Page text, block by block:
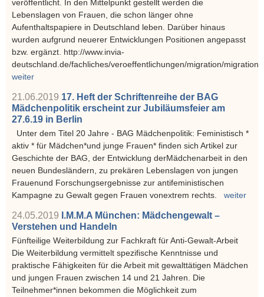
veröffentlicht. In den Mittelpunkt gestellt werden die
Lebenslagen von Frauen, die schon länger ohne
Aufenthaltspapiere in Deutschland leben. Darüber hinaus
wurden aufgrund neuerer Entwicklungen Positionen angepasst
bzw. ergänzt. http://www.invia-
deutschland.de/fachliches/veroeffentlichungen/migration/migration
weiter
21.06.2019 17. Heft der Schriftenreihe der BAG
Mädchenpolitik erscheint zur Jubiläumsfeier am
27.6.19 in Berlin
Unter dem Titel 20 Jahre - BAG Mädchenpolitik: Feministisch *
aktiv * für Mädchen*und junge Frauen* finden sich Artikel zur
Geschichte der BAG, der Entwicklung derMädchenarbeit in den
neuen Bundesländern, zu prekären Lebenslagen von jungen
Frauenund Forschungsergebnisse zur antifeministischen
Kampagne zu Gewalt gegen Frauen vonextrem rechts. weiter
24.05.2019 I.M.M.A München: Mädchengewalt –
Verstehen und Handeln
Fünfteilige Weiterbildung zur Fachkraft für Anti-Gewalt-Arbeit
Die Weiterbildung vermittelt spezifische Kenntnisse und
praktische Fähigkeiten für die Arbeit mit gewalttätigen Mädchen
und jungen Frauen zwischen 14 und 21 Jahren. Die
Teilnehmer*innen bekommen die Möglichkeit zum